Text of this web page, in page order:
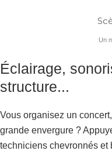
Un
Éclairage,
structure...
Vous organisez un
grande envergure ?
techniciens chevronnés et